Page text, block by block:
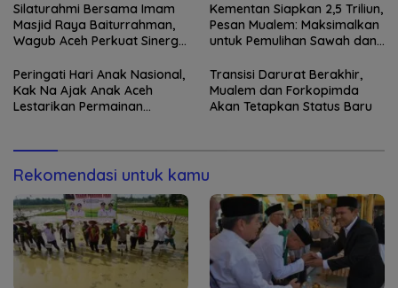
Silaturahmi Bersama Imam
Masjid Raya Baiturrahman,
Wagub Aceh Perkuat Sinergi
Kementan Siapkan 2,5 Triliun,
Pesan Mualem: Maksimalkan
untuk Pemulihan Sawah dan
Peringati Hari Anak Nasional,
Kak Na Ajak Anak Aceh
Lestarikan Permainan
Transisi Darurat Berakhir,
Mualem dan Forkopimda
Akan Tetapkan Status Baru
Rekomendasi untuk kamu